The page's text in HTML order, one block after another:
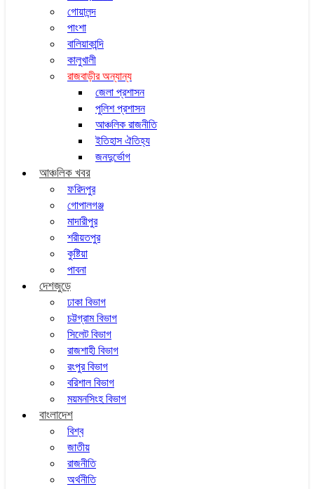
গোয়ালন্দ
পাংশা
বালিয়াকান্দি
কালুখালী
রাজবাড়ীর অন্যান্য
জেলা প্রশাসন
পুলিশ প্রশাসন
আঞ্চলিক রাজনীতি
ইতিহাস ঐতিহ্য
জনদুর্ভোগ
আঞ্চলিক খবর
ফরিদপুর
গোপালগঞ্জ
মাদারীপুর
শরীয়তপুর
কুষ্টিয়া
পাবনা
দেশজুড়ে
ঢাকা বিভাগ
চট্টগ্রাম বিভাগ
সিলেট বিভাগ
রাজশাহী বিভাগ
রংপুর বিভাগ
বরিশাল বিভাগ
ময়মনসিংহ বিভাগ
বাংলাদেশ
বিশ্ব
জাতীয়
রাজনীতি
অর্থনীতি